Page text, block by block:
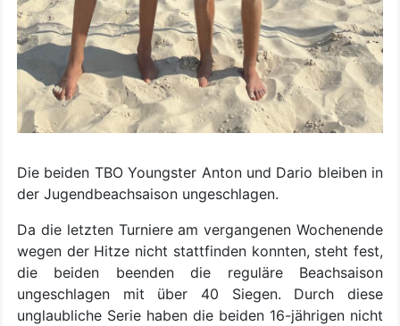
Die beiden TBO Youngster Anton und Dario bleiben in
der Jugendbeachsaison ungeschlagen.
Da die letzten Turniere am vergangenen Wochenende
wegen der Hitze nicht stattfinden konnten, steht fest,
die beiden beenden die reguläre Beachsaison
ungeschlagen mit über 40 Siegen. Durch diese
unglaubliche Serie haben die beiden 16-jährigen nicht